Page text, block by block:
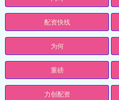
配资快线
为何
重磅
力创配资